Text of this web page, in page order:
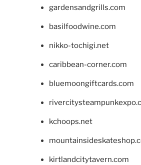
gardensandgrills.com
basilfoodwine.com
nikko-tochigi.net
caribbean-corner.com
bluemoongiftcards.com
kchoops.net
kirtlandcitytavern.com